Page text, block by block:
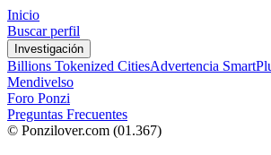
Inicio
Buscar perfil
Investigación
Billions Tokenized CitiesAdvertencia
Mendivelso
Foro Ponzi
Preguntas Frecuentes
© Ponzilover.com (01.367)